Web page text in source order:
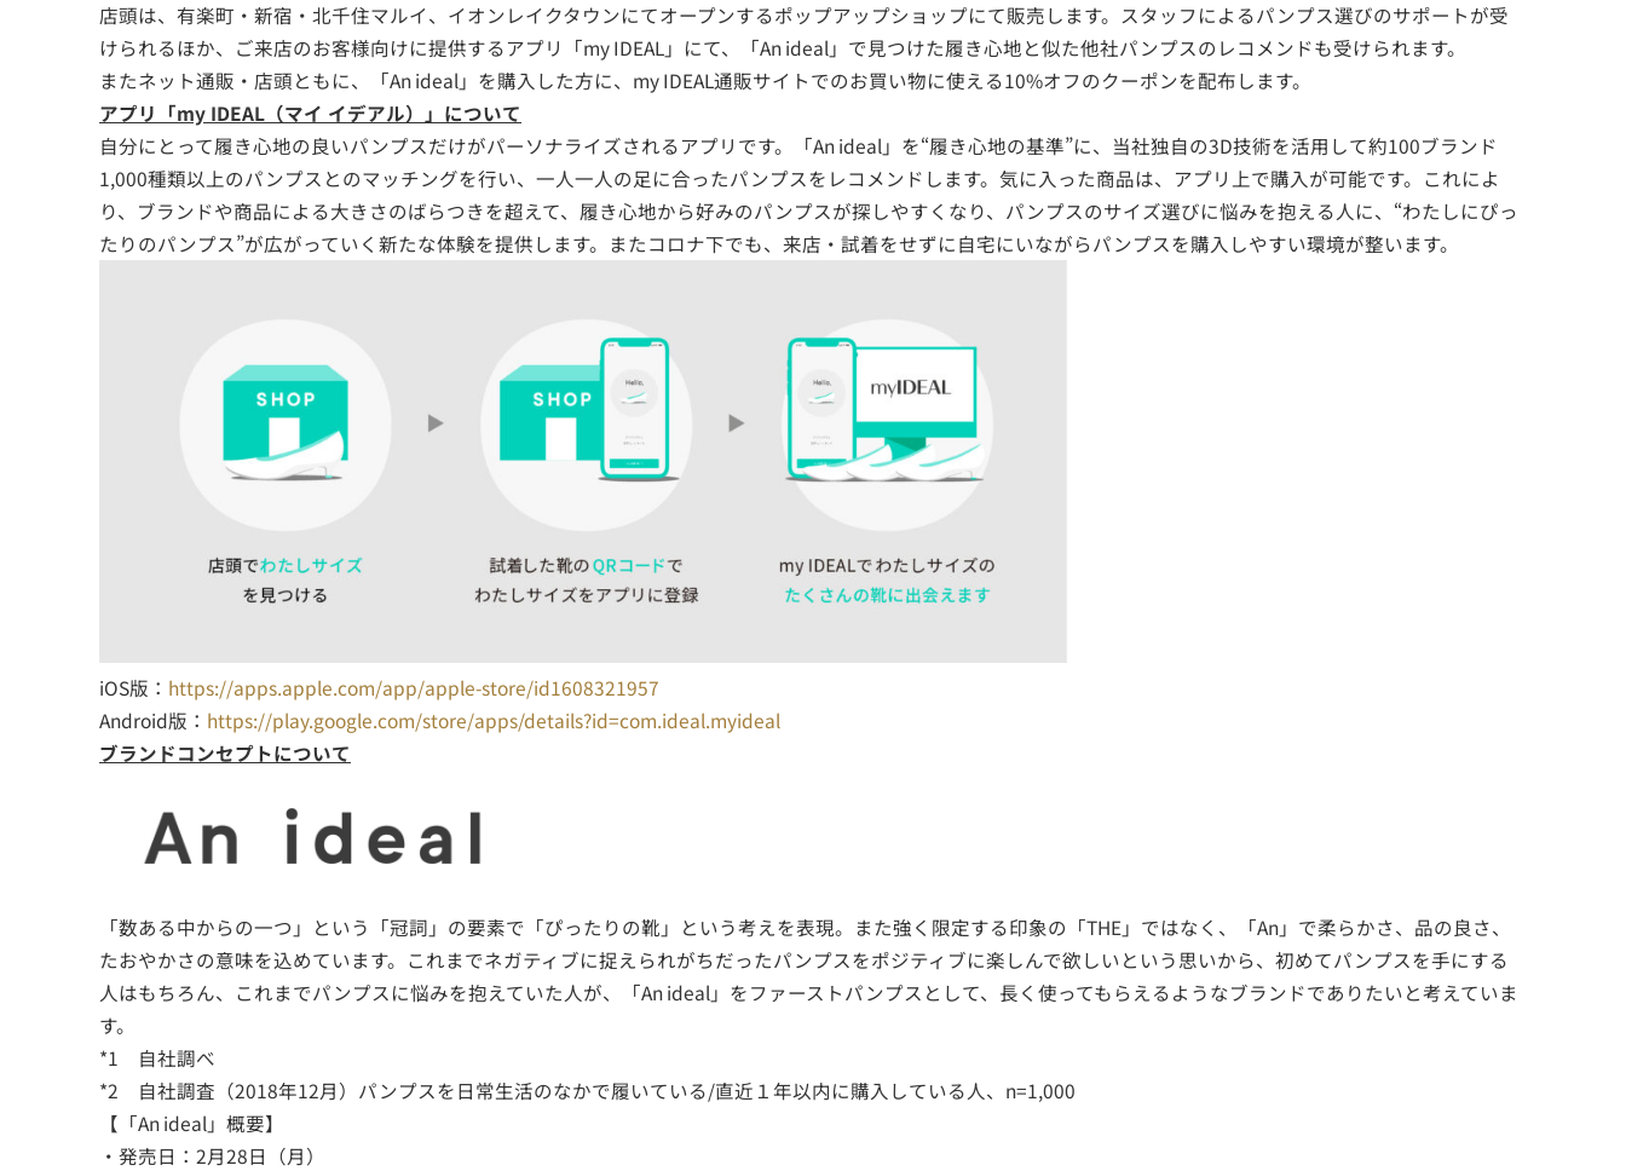
店頭は、有楽町・新宿・北千住マルイ、イオンレイクタウンにてオープンするポップアップショップにて販売します。スタッフによるパンプス選びのサポートが受
けられるほか、ご来店のお客様向けに提供するアプリ「my IDEAL」にて、「An ideal」で見つけた履き心地と似た他社パンプスのレコメンドも受けられます。
またネット通販・店頭ともに、「An ideal」を購入した方に、my IDEAL通販サイトでのお買い物に使える10%オフのクーポンを配布します。
アプリ「my IDEAL（マイ イデアル）」について
自分にとって履き心地の良いパンプスだけがパーソナライズされるアプリです。「An ideal」を“履き心地の基準”に、当社独自の3D技術を活用して約100ブランド
1,000種類以上のパンプスとのマッチングを行い、一人一人の足に合ったパンプスをレコメンドします。気に入った商品は、アプリ上で購入が可能です。これによ
り、ブランドや商品による大きさのばらつきを超えて、履き心地から好みのパンプスが探しやすくなり、パンプスのサイズ選びに悩みを抱える人に、“わたしにぴっ
たりのパンプス”が広がっていく新たな体験を提供します。またコロナ下でも、来店・試着をせずに自宅にいながらパンプスを購入しやすい環境が整います。
iOS版： https://apps.apple.com/app/apple-store/id1608321957
Android版： https://play.google.com/store/apps/details?id=com.ideal.myideal
ブランドコンセプトについて
「数ある中からの一つ」という「冠詞」の要素で「ぴったりの靴」という考えを表現。また強く限定する印象の「THE」ではなく、「An」で柔らかさ、品の良さ、
たおやかさの意味を込めています。これまでネガティブに捉えられがちだったパンプスをポジティブに楽しんで欲しいという思いから、初めてパンプスを手にする
人はもちろん、これまでパンプスに悩みを抱えていた人が、「An ideal」をファーストパンプスとして、長く使ってもらえるようなブランドでありたいと考えていま
す。
*1 自社調べ
*2 自社調査（2018年12月）パンプスを日常生活のなかで履いている/直近１年以内に購入している人、n=1,000
【「An ideal」概要】
・発売日：2月28日（月）